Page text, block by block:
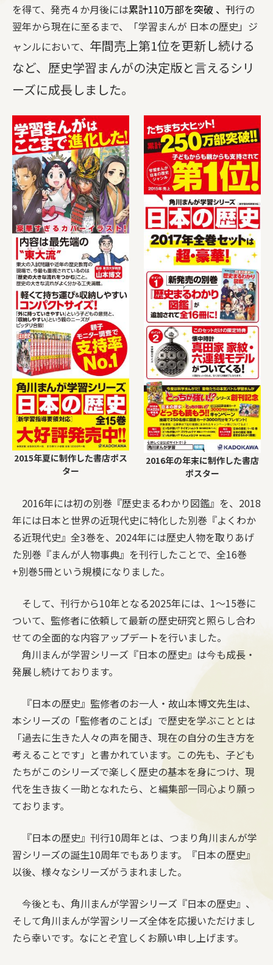
を得て、発売４か月後には累計110万部を突破 、刊行の
翌年から現在に至るまで、「学習まんが 日本の歴史」ジ
ャンルにおいて、 年間売上第1位を更新し続ける
など、歴史学習まんがの決定版と言えるシリ
ーズに成長しました。
2015年夏に制作した書店ポス
ター
2016年の年末に制作した書店
ポスター
2016年には初の別巻『歴史まるわかり図鑑』を、2018
年には日本と世界の近現代史に特化した別巻『よくわか
る近現代史』全3巻を、2024年には歴史人物を取りあげ
た別巻『まんが人物事典』を刊行したことで、全16巻
+別巻5冊という規模になりました。
そして、刊行から10年となる2025年には、1～15巻に
ついて、監修者に依頼して最新の歴史研究と照らし合わ
せての全面的な内容アップデートを行いました。
角川まんが学習シリーズ『日本の歴史』は今も成長・
発展し続けております。
『日本の歴史』監修者のお一人・故山本博文先生は、
本シリーズの「監修者のことば」で歴史を学ぶこととは
「過去に生きた人々の声を聞き、現在の自分の生き方を
考えることです」と書かれています。この先も、子ども
たちがこのシリーズで楽しく歴史の基本を身につけ、現
代を生き抜く一助となれたら、と編集部一同心より願っ
ております。
『日本の歴史』刊行10周年とは、つまり角川まんが学
習シリーズの誕生10周年でもあります。『日本の歴史』
以後、様々なシリーズがうまれました。
今後とも、角川まんが学習シリーズ『日本の歴史』、
そして角川まんが学習シリーズ全体を応援いただけまし
たら幸いです。なにとぞ宜しくお願い申し上げます。